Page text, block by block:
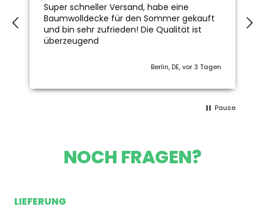
Super schneller Versand, habe eine
Baumwolldecke für den Sommer gekauft
und bin sehr zufrieden! Die Qualität ist
überzeugend
Berlin, DE, vor 3 Tagen
Pause
NOCH FRAGEN?
LIEFERUNG